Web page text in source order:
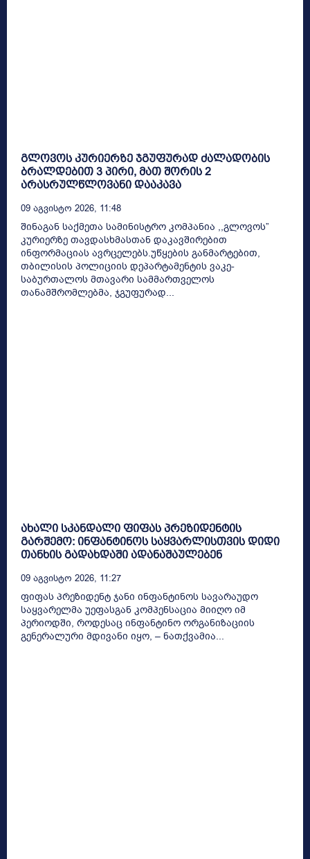
გლოვოს კურიერზე ჯგუფურად ძალადობის
ბრალდებით 3 პირი, მათ შორის 2
არასრულწლოვანი დააკავა
09 Აგვისტო 2026, 11:48
შინაგან საქმეთა სამინისტრო კომპანია ,,გლოვოს”
კურიერზე თავდასხმასთან დაკავშირებით
ინფორმაციას ავრცელებს.უწყების განმარტებით,
თბილისის პოლიციის დეპარტამენტის ვაკე-
საბურთალოს მთავარი სამმართველოს
თანამშრომლებმა, ჯგუფურად...
ახალი სკანდალი ფიფას პრეზიდენტის
გარშემო: ინფანტინოს საყვარლისთვის დიდი
თანხის გადახდაში ადანაშაულებენ
09 Აგვისტო 2026, 11:27
ფიფას პრეზიდენტ ჯანი ინფანტინოს სავარაუდო
საყვარელმა უეფასგან კომპენსაცია მიიღო იმ
პერიოდში, როდესაც ინფანტინო ორგანიზაციის
გენერალური მდივანი იყო, – ნათქვამია...